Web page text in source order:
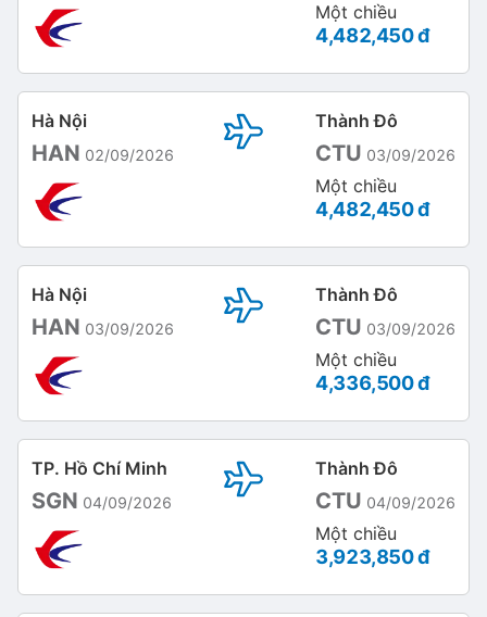
Một chiều
4,482,450 đ
Hà Nội
HAN 02/09/2026
Thành Đô
CTU 03/09/2026
Một chiều
4,482,450 đ
Hà Nội
HAN 03/09/2026
Thành Đô
CTU 03/09/2026
Một chiều
4,336,500 đ
TP. Hồ Chí Minh
SGN 04/09/2026
Thành Đô
CTU 04/09/2026
Một chiều
3,923,850 đ